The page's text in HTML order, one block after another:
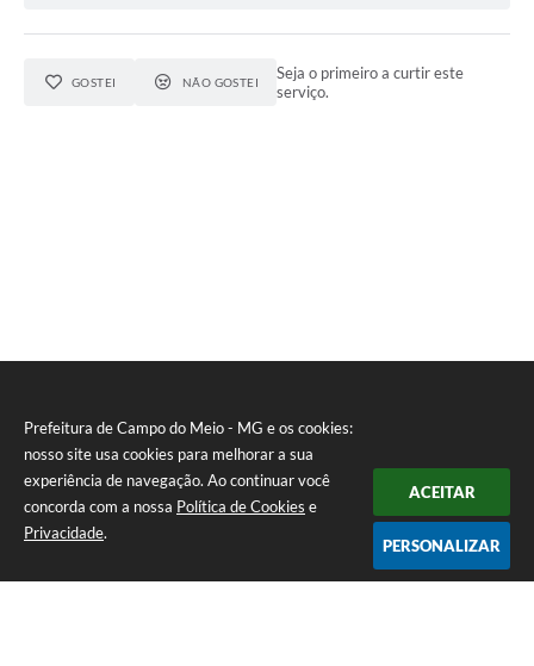
Prefeitura de Campo do Meio - MG e os cookies:
nosso site usa cookies para melhorar a sua
experiência de navegação. Ao continuar você
concorda com a nossa Política de Cookies e
Privacidade.
ACEITAR
PERSONALIZAR
GOSTEI NÃO GOSTEI
Seja o primeiro a curtir este
serviço.